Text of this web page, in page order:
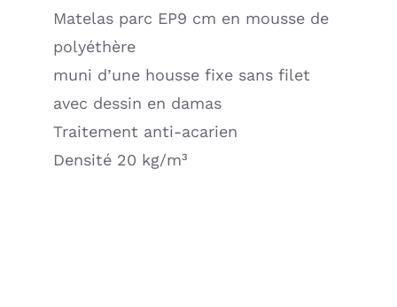
Matelas parc EP9 cm en mousse de
polyéthère
muni d’une housse fixe sans filet
avec dessin en damas
Traitement anti-acarien
Densité 20 kg/m³